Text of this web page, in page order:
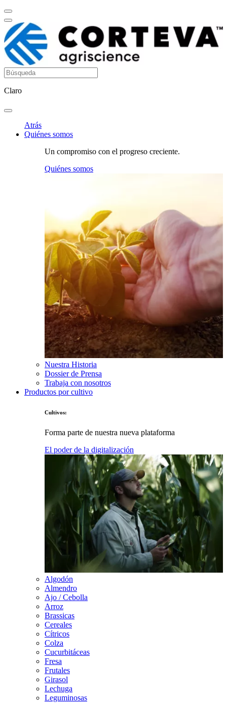
Claro
Atrás
Quiénes somos
Un compromiso con el progreso creciente.
Quiénes somos
Nuestra Historia
Dossier de Prensa
Trabaja con nosotros
Productos por cultivo
Cultivos:
Forma parte de nuestra nueva plataforma
El poder de la digitalización
Algodón
Almendro
Ajo / Cebolla
Arroz
Brassicas
Cereales
Cítricos
Colza
Cucurbitáceas
Fresa
Frutales
Girasol
Lechuga
Leguminosas